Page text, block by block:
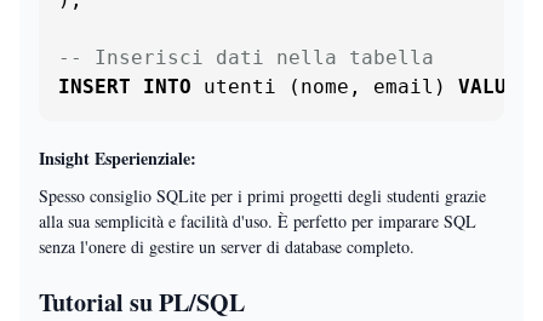
-- Inserisci dati nella tabella
INSERT
INTO utenti (nome, email) VALUES
Insight Esperienziale:
Spesso consiglio SQLite per i primi progetti degli studenti grazie
alla sua semplicità e facilità d'uso. È perfetto per imparare SQL
senza l'onere di gestire un server di database completo.
Tutorial su PL/SQL